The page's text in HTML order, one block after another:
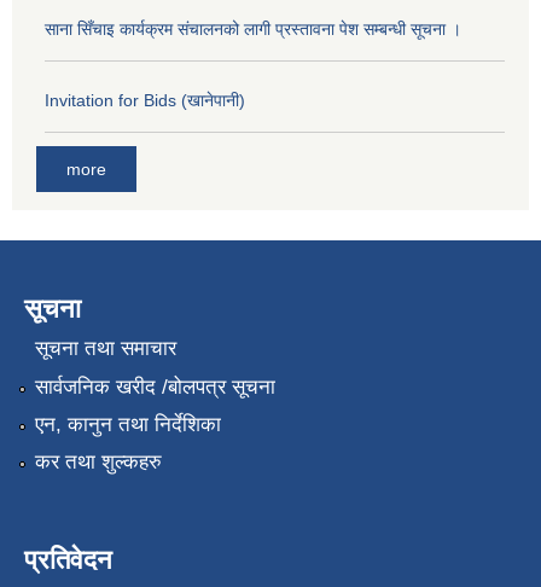
साना सिँचाइ कार्यक्रम संचालनको लागी प्रस्तावना पेश सम्बन्धी सूचना ।
Invitation for Bids (खानेपानी)
more
सूचना
सूचना तथा समाचार
सार्वजनिक खरीद /बोलपत्र सूचना
एन, कानुन तथा निर्देशिका
कर तथा शुल्कहरु
प्रतिवेदन